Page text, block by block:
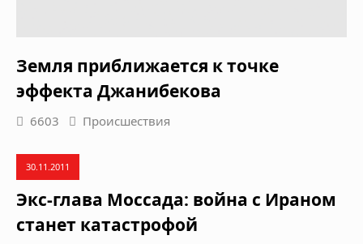
Земля приближается к точке
эффекта Джанибекова
6603 Происшествия
30.11.2011
Экс-глава Моссада: война с Ираном
станет катастрофой